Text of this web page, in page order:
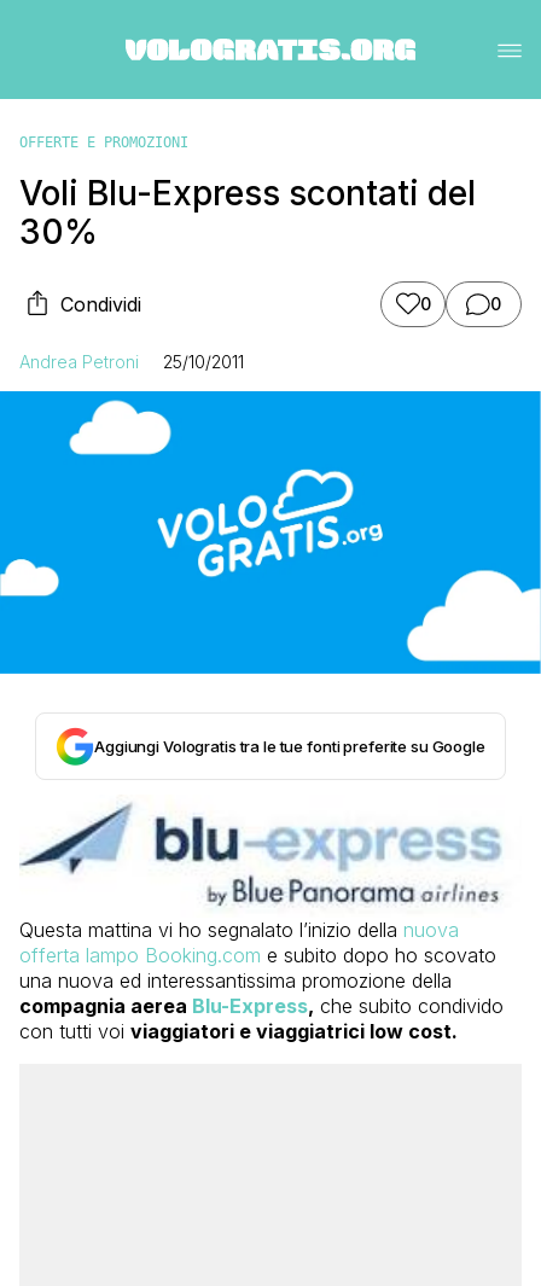
OFFERTE E PROMOZIONI
Voli Blu-Express scontati del
30%
Condividi 0 0
Andrea Petroni 25/10/2011
Aggiungi Vologratis tra le tue fonti preferite su Google
Questa mattina vi ho segnalato l’inizio della nuova
offerta lampo Booking.com e subito dopo ho scovato
una nuova ed interessantissima promozione della
compagnia aerea Blu-Express, che subito condivido
con tutti voi viaggiatori e viaggiatrici low cost.